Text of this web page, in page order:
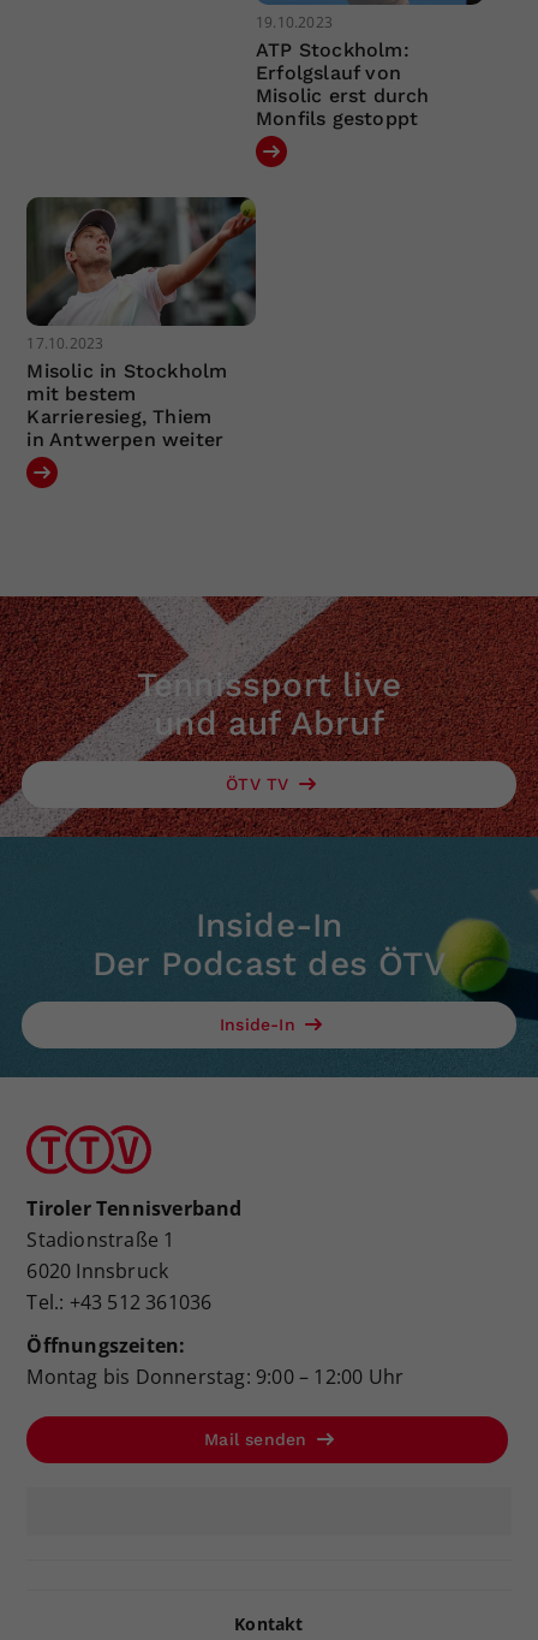
19.10.2023
ATP Stockholm:
Erfolgslauf von
Misolic erst durch
Monfils gestoppt
17.10.2023
Misolic in Stockholm
mit bestem
Karrieresieg, Thiem
in Antwerpen weiter
Tennissport live
und auf Abruf
ÖTV TV
Inside-In
Der Podcast des ÖTV
Inside-In
Tiroler Tennisverband
Stadionstraße 1
6020 Innsbruck
Tel.: +43 512 361036
Öffnungszeiten:
Montag bis Donnerstag: 9:00 – 12:00 Uhr
Mail senden
Kontakt